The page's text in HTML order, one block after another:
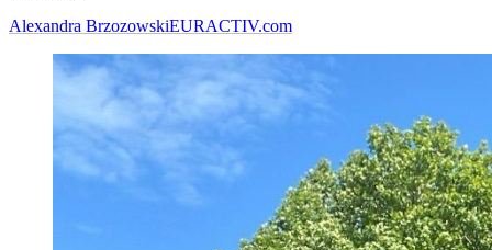
Alexandra BrzozowskiEURACTIV.com